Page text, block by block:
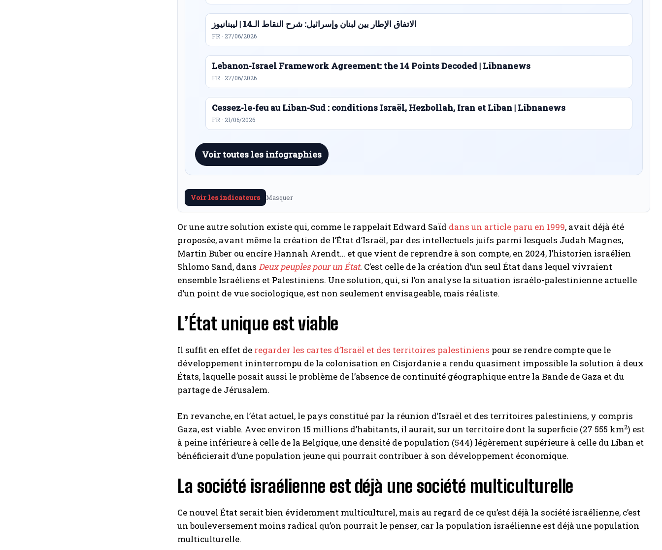
الاتفاق الإطار بين لبنان وإسرائيل: شرح النقاط الـ14 | ليبنانيوز
FR · 27/06/2026
Lebanon-Israel Framework Agreement: the 14 Points Decoded | Libnanews
FR · 27/06/2026
Cessez-le-feu au Liban-Sud : conditions Israël, Hezbollah, Iran et Liban | Libnanews
FR · 21/06/2026
Voir toutes les infographies
Voir les indicateurs Masquer
Or une autre solution existe qui, comme le rappelait Edward Saïd dans un article paru en 1999, avait déjà été
proposée, avant même la création de l’État d’Israël, par des intellectuels juifs parmi lesquels Judah Magnes,
Martin Buber ou encire Hannah Arendt… et que vient de reprendre à son compte, en 2024, l’historien israélien
Shlomo Sand, dans Deux peuples pour un État. C’est celle de la création d’un seul État dans lequel vivraient
ensemble Israéliens et Palestiniens. Une solution, qui, si l’on analyse la situation israélo-palestinienne actuelle
d’un point de vue sociologique, est non seulement envisageable, mais réaliste.
L’État unique est viable
Il suffit en effet de regarder les cartes d’Israël et des territoires palestiniens pour se rendre compte que le
développement ininterrompu de la colonisation en Cisjordanie a rendu quasiment impossible la solution à deux
États, laquelle posait aussi le problème de l’absence de continuité géographique entre la Bande de Gaza et du
partage de Jérusalem.
En revanche, en l’état actuel, le pays constitué par la réunion d’Israël et des territoires palestiniens, y compris
Gaza, est viable. Avec environ 15 millions d’habitants, il aurait, sur un territoire dont la superficie (27 555 km2) est
à peine inférieure à celle de la Belgique, une densité de population (544) légèrement supérieure à celle du Liban et
bénéficierait d’une population jeune qui pourrait contribuer à son développement économique.
La société israélienne est déjà une société multiculturelle
Ce nouvel État serait bien évidemment multiculturel, mais au regard de ce qu’est déjà la société israélienne, c’est
un bouleversement moins radical qu’on pourrait le penser, car la population israélienne est déjà une population
multiculturelle.